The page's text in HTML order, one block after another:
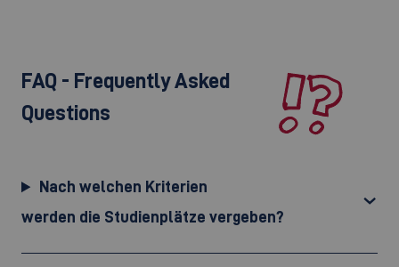
FAQ - Frequently Asked
Questions
Nach welchen Kriterien
werden die Studienplätze vergeben?